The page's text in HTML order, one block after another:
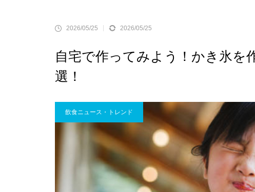
2026/05/25 2026/05/25
自宅で作ってみよう！かき氷を
選！
飲食ニュース・トレンド